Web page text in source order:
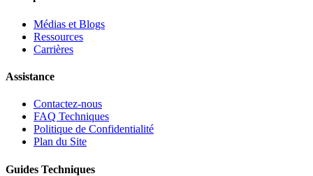
Médias et Blogs
Ressources
Carrières
Assistance
Contactez-nous
FAQ Techniques
Politique de Confidentialité
Plan du Site
Guides Techniques